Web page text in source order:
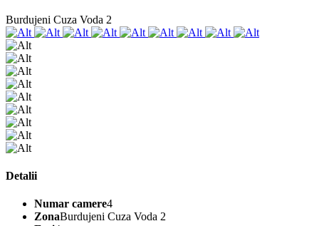
Burdujeni Cuza Voda 2
Detalii
Numar camere4
ZonaBurdujeni Cuza Voda 2